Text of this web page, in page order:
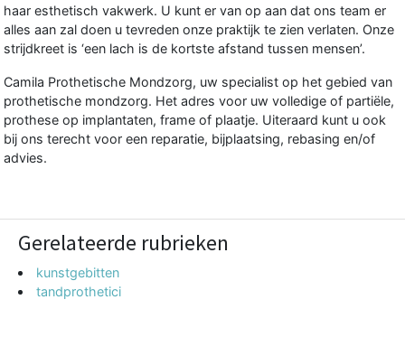
haar esthetisch vakwerk. U kunt er van op aan dat ons team er
alles aan zal doen u tevreden onze praktijk te zien verlaten. Onze
strijdkreet is ‘een lach is de kortste afstand tussen mensen’.
Camila Prothetische Mondzorg, uw specialist op het gebied van
prothetische mondzorg. Het adres voor uw volledige of partiële,
prothese op implantaten, frame of plaatje. Uiteraard kunt u ook
bij ons terecht voor een reparatie, bijplaatsing, rebasing en/of
advies.
Gerelateerde rubrieken
kunstgebitten
tandprothetici